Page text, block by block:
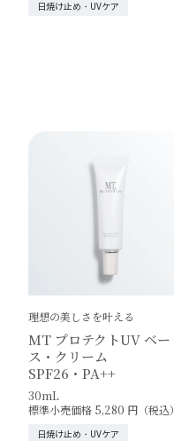
日焼け止め・UVケア
理想の美しさを叶える
MT プロテクトUV ベー
ス・クリーム
SPF26・PA++
30mL
標準小売価格 5,280 円（税込）
日焼け止め・UVケア